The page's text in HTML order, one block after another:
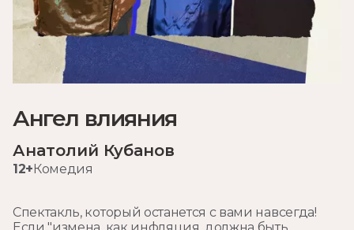
Ангел влияния
Анатолий Кубанов
12+Комедия
Спектакль, который останется с вами навсегда!